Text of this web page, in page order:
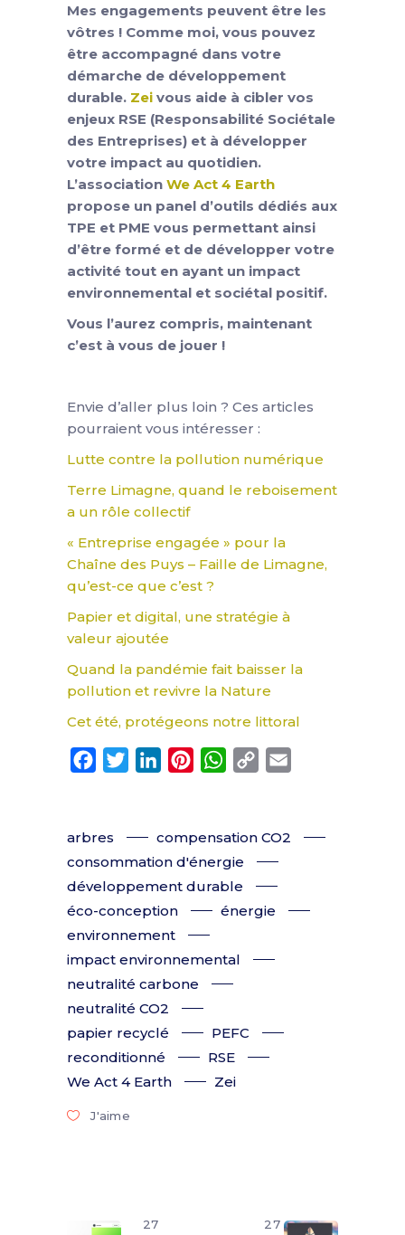
Mes engagements peuvent être les
vôtres ! Comme moi, vous pouvez
être accompagné dans votre
démarche de développement
durable. Zei vous aide à cibler vos
enjeux RSE (Responsabilité Sociétale
des Entreprises) et à développer
votre impact au quotidien.
L’association We Act 4 Earth
propose un panel d’outils dédiés aux
TPE et PME vous permettant ainsi
d’être formé et de développer votre
activité tout en ayant un impact
environnemental et sociétal positif.
Vous l’aurez compris, maintenant
c’est à vous de jouer !
Envie d’aller plus loin ? Ces articles
pourraient vous intéresser :
Lutte contre la pollution numérique
Terre Limagne, quand le reboisement
a un rôle collectif
« Entreprise engagée » pour la
Chaîne des Puys – Faille de Limagne,
qu’est-ce que c’est ?
Papier et digital, une stratégie à
valeur ajoutée
Quand la pandémie fait baisser la
pollution et revivre la Nature
Cet été, protégeons notre littoral
Facebook
TwitterLinkedInPinterestWhatsApp
Copy
arbres
compensation CO2
consommation d'énergie
développement durable
éco-conception
énergie
environnement
impact environnemental
neutralité carbone
neutralité CO2
papier recyclé
PEFC
reconditionné
RSE
We Act 4 Earth
Zei
J'aime
27 27